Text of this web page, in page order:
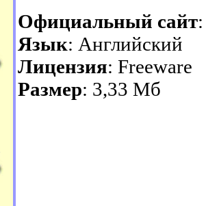
Официальный сайт
Язык: Английский
Лицензия: Freeware
Размер: 3,33 Мб